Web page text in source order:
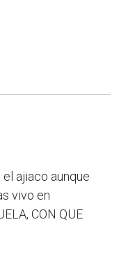
ajiaco aunque
vivo en
CON QUE